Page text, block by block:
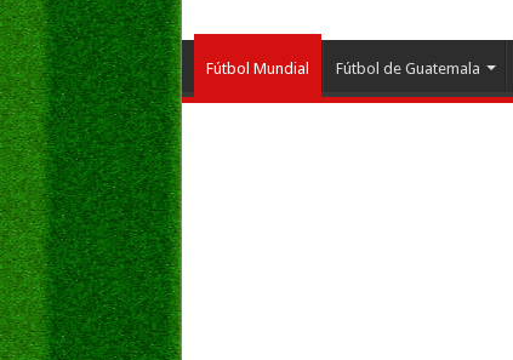
Fútbol Mundial Fútbol de Guatemala